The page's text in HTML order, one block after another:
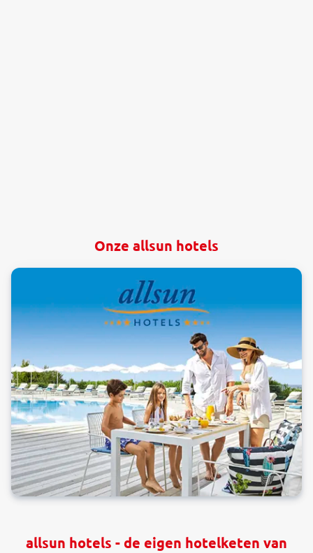
Onze allsun hotels
allsun hotels - de eigen hotelketen van